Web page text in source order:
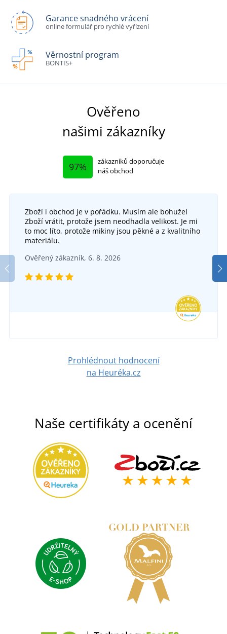
Garance snadného vrácení
online formulář pro rychlé vyřízení
Věrnostní program
BONTIS+
Ověřeno
našimi zákazníky
97%
zákazníků doporučuje
náš obchod
Zboží i obchod je v pořádku. Musím ale bohužel
Zboží vrátit, protože jsem neodhadla velikost. Je mi
to moc líto, protože mikiny jsou pěkné a z kvalitního
materiálu.
Ověřený zákazník, 6. 8. 2026
Prohlédnout hodnocení
na Heuréka.cz
Naše certifikáty a ocenění